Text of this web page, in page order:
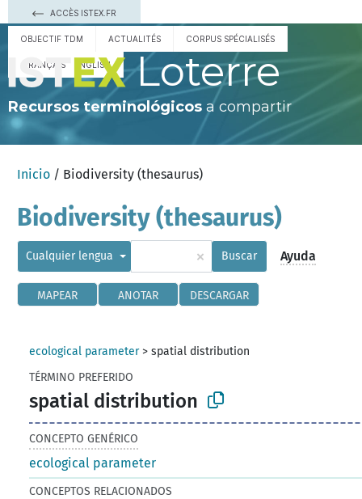
ACCÈS ISTEX.FR
OBJECTIF TDM ACTUALITÉS CORPUS SPÉCIALISÉS
FRANÇAIS ENGLISH Loterre
Recursos terminológicos a compartir
Inicio / Biodiversity (thesaurus)
Biodiversity (thesaurus)
Cualquier lengua × Buscar Ayuda
MAPEAR ANOTAR DESCARGAR
ecological parameter>spatial distribution
TÉRMINO PREFERIDO
spatial distribution
CONCEPTO GENÉRICO
ecological parameter
CONCEPTOS RELACIONADOS